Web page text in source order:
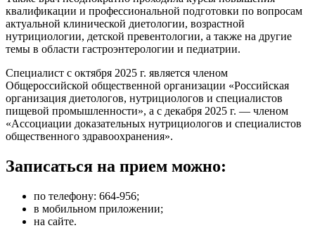
квалификации и профессиональной подготовки по вопросам
актуальной клинической диетологии, возрастной
нутрициологии, детской превентологии, а также на другие
темы в области гастроэнтерологии и педиатрии.
Специалист с октября 2025 г. является членом
Общероссийской общественной организации «Российская
организация диетологов, нутрициологов и специалистов
пищевой промышленности», а с декабря 2025 г. — членом
«Ассоциации доказательных нутрициологов и специалистов
общественного здравоохранения».
Записаться на прием можно:
по телефону: 664-956;
в мобильном приложении;
на сайте.